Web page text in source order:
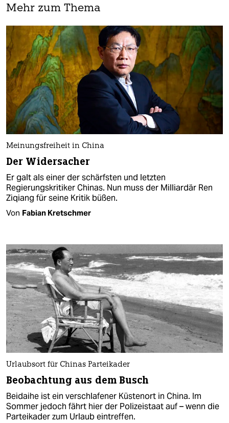
Mehr zum Thema
Meinungsfreiheit in China
Der Widersacher
Er galt als einer der schärfsten und letzten
Regierungskritiker Chinas. Nun muss der Milliardär Ren
Ziqiang für seine Kritik büßen.
Von Fabian Kretschmer
Urlaubsort für Chinas Parteikader
Beobachtung aus dem Busch
Beidaihe ist ein verschlafener Küstenort in China. Im
Sommer jedoch fährt hier der Polizeistaat auf – wenn die
Parteikader zum Urlaub eintreffen.